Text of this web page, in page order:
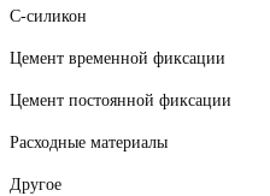
С-силикон
Цемент временной фиксации
Цемент постоянной фиксации
Расходные материалы
Другое